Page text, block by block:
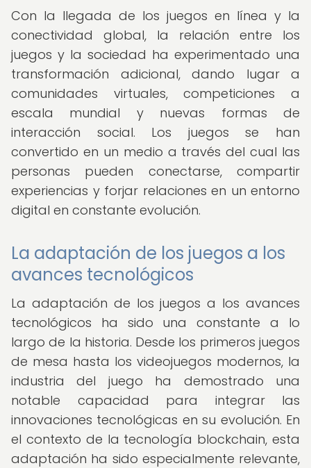
Con la llegada de los juegos en línea y la
conectividad global, la relación entre los
juegos y la sociedad ha experimentado una
transformación adicional, dando lugar a
comunidades virtuales, competiciones a
escala mundial y nuevas formas de
interacción social. Los juegos se han
convertido en un medio a través del cual las
personas pueden conectarse, compartir
experiencias y forjar relaciones en un entorno
digital en constante evolución.
La adaptación de los juegos a los
avances tecnológicos
La adaptación de los juegos a los avances
tecnológicos ha sido una constante a lo
largo de la historia. Desde los primeros juegos
de mesa hasta los videojuegos modernos, la
industria del juego ha demostrado una
notable capacidad para integrar las
innovaciones tecnológicas en su evolución. En
el contexto de la tecnología blockchain, esta
adaptación ha sido especialmente relevante,